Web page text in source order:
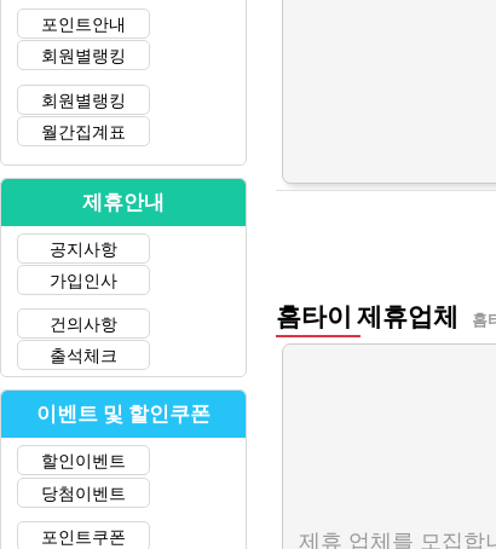
홈타이 제휴업체 홈
제휴 업체를 모집합
포인트안내
회원별랭킹
회원별랭킹
월간집계표
제휴안내
공지사항
가입인사
건의사항
출석체크
이벤트 및 할인쿠폰
할인이벤트
당첨이벤트
포인트쿠폰